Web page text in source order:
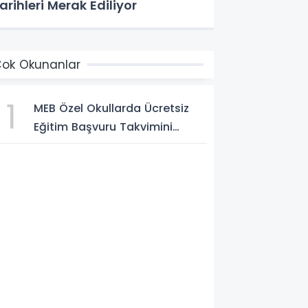
Merak Ediliyor
Okunanlar
1
MEB Özel Okullarda Ücretsiz
Eğitim Başvuru Takvimini